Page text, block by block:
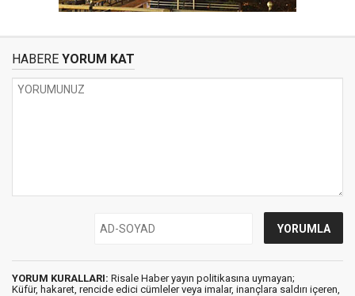
HABERE YORUM KAT
YORUM KURALLARI: Risale Haber yayın politikasına uymayan;
Küfür, hakaret, rencide edici cümleler veya imalar, inançlara saldırı içeren,